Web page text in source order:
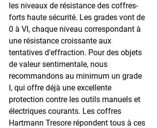
les niveaux de résistance des coffres-
forts haute sécurité. Les grades vont de
0 à VI, chaque niveau correspondant à
une résistance croissante aux
tentatives d'effraction. Pour des objets
de valeur sentimentale, nous
recommandons au minimum un grade
I, qui offre déjà une excellente
protection contre les outils manuels et
électriques courants. Les coffres
Hartmann Tresore répondent tous à ces